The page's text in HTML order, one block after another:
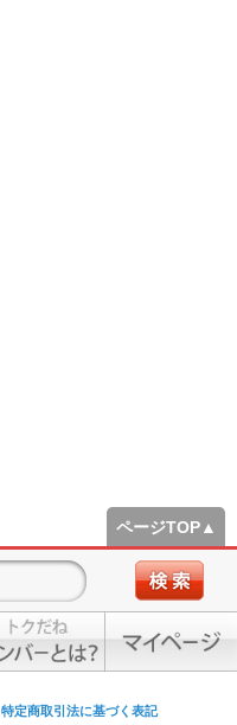
ページTOP▲
特定商取引法に基づく表記